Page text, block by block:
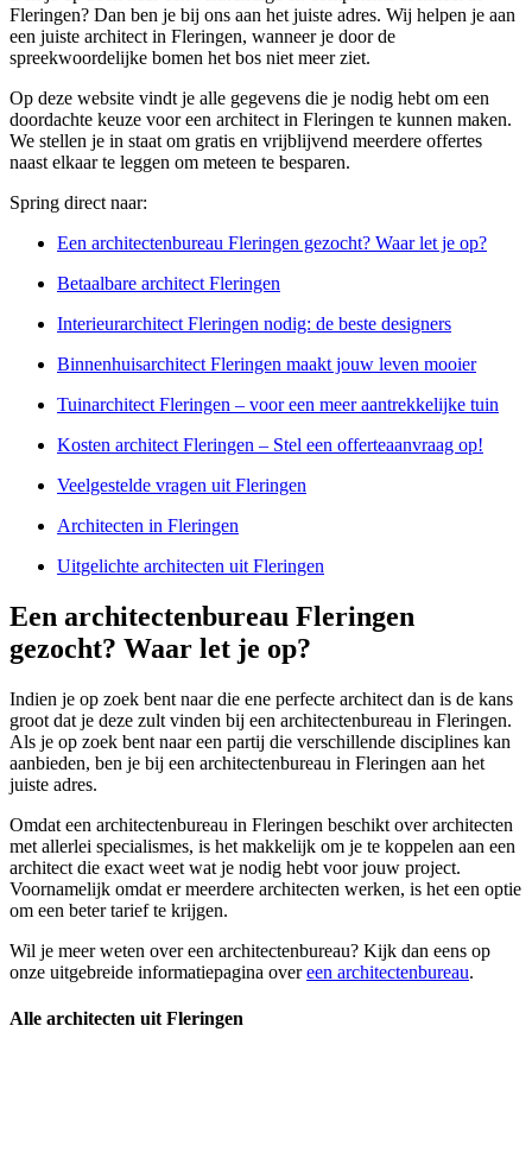
Fleringen? Dan ben je bij ons aan het juiste adres. Wij helpen je aan
een juiste architect in Fleringen, wanneer je door de
spreekwoordelijke bomen het bos niet meer ziet.
Op deze website vindt je alle gegevens die je nodig hebt om een
doordachte keuze voor een architect in Fleringen te kunnen maken.
We stellen je in staat om gratis en vrijblijvend meerdere offertes
naast elkaar te leggen om meteen te besparen.
Spring direct naar:
Een architectenbureau Fleringen gezocht? Waar let je op?
Betaalbare architect Fleringen
Interieurarchitect Fleringen nodig: de beste designers
Binnenhuisarchitect Fleringen maakt jouw leven mooier
Tuinarchitect Fleringen – voor een meer aantrekkelijke tuin
Kosten architect Fleringen – Stel een offerteaanvraag op!
Veelgestelde vragen uit Fleringen
Architecten in Fleringen
Uitgelichte architecten uit Fleringen
Een architectenbureau Fleringen
gezocht? Waar let je op?
Indien je op zoek bent naar die ene perfecte architect dan is de kans
groot dat je deze zult vinden bij een architectenbureau in Fleringen.
Als je op zoek bent naar een partij die verschillende disciplines kan
aanbieden, ben je bij een architectenbureau in Fleringen aan het
juiste adres.
Omdat een architectenbureau in Fleringen beschikt over architecten
met allerlei specialismes, is het makkelijk om je te koppelen aan een
architect die exact weet wat je nodig hebt voor jouw project.
Voornamelijk omdat er meerdere architecten werken, is het een optie
om een beter tarief te krijgen.
Wil je meer weten over een architectenbureau? Kijk dan eens op
onze uitgebreide informatiepagina overeen architectenbureau.
Alle architecten uit Fleringen